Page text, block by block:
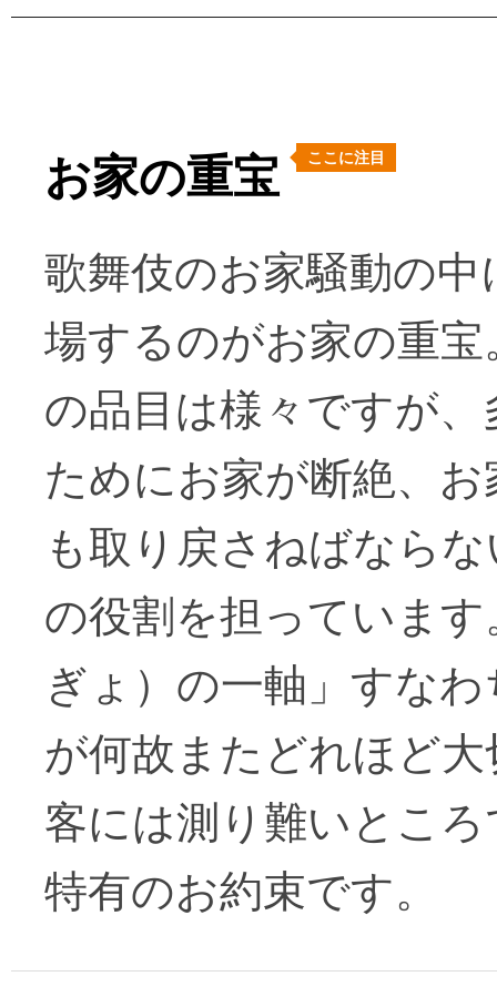
お家の重宝 ここに注目
歌舞伎のお家騒動の
場するのがお家の重
の品目は様々ですが
ためにお家が断絶、
も取り戻さねばなら
の役割を担っていま
ぎょ）の一軸」すな
が何故またどれほど
客には測り難いとこ
特有のお約束です。